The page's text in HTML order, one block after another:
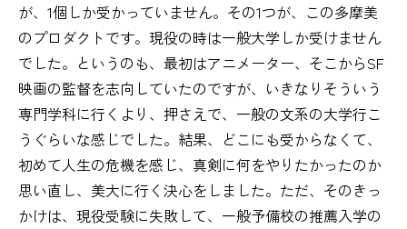
が、1個しか受かっていません。その1つが、この多摩美
のプロダクトです。現役の時は一般大学しか受けません
でした。というのも、最初はアニメーター、そこからSF
映画の監督を志向していたのですが、いきなりそういう
専門学科に行くより、押さえで、一般の文系の大学行こ
うぐらいな感じでした。結果、どこにも受からなくて、
初めて人生の危機を感じ、真剣に何をやりたかったのか
思い直し、美大に行く決心をしました。ただ、そのきっ
かけは、現役受験に失敗して、一般予備校の推薦入学の